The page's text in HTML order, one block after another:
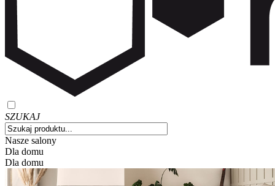
SZUKAJ
Nasze salony
Dla domu
Dla domu